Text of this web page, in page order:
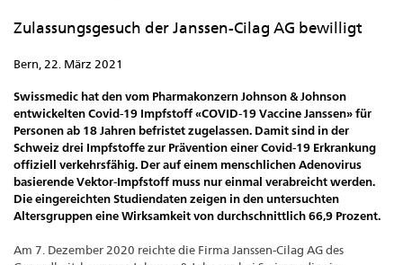
Zulassungsgesuch der Janssen-Cilag AG bewilligt
Bern, 22. März 2021
Swissmedic hat den vom Pharmakonzern Johnson & Johnson
entwickelten Covid-19 Impfstoff «COVID-19 Vaccine Janssen» für
Personen ab 18 Jahren befristet zugelassen. Damit sind in der
Schweiz drei Impfstoffe zur Prävention einer Covid-19 Erkrankung
offiziell verkehrsfähig. Der auf einem menschlichen Adenovirus
basierende Vektor-Impfstoff muss nur einmal verabreicht werden.
Die eingereichten Studiendaten zeigen in den untersuchten
Altersgruppen eine Wirksamkeit von durchschnittlich 66,9 Prozent.
Am 7. Dezember 2020 reichte die Firma Janssen-Cilag AG des